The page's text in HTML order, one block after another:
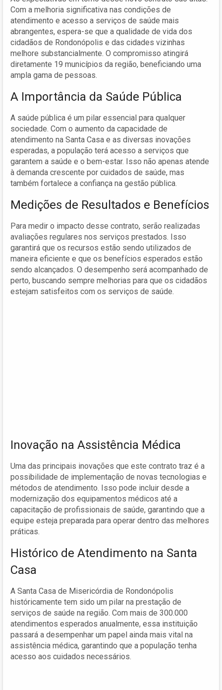
Com a melhoria significativa nas condições de
atendimento e acesso a serviços de saúde mais
abrangentes, espera-se que a qualidade de vida dos
cidadãos de Rondonópolis e das cidades vizinhas
melhore substancialmente. O compromisso atingirá
diretamente 19 municípios da região, beneficiando uma
ampla gama de pessoas.
A Importância da Saúde Pública
A saúde pública é um pilar essencial para qualquer
sociedade. Com o aumento da capacidade de
atendimento na Santa Casa e as diversas inovações
esperadas, a população terá acesso a serviços que
garantem a saúde e o bem-estar. Isso não apenas atende
à demanda crescente por cuidados de saúde, mas
também fortalece a confiança na gestão pública.
Medições de Resultados e Benefícios
Para medir o impacto desse contrato, serão realizadas
avaliações regulares nos serviços prestados. Isso
garantirá que os recursos estão sendo utilizados de
maneira eficiente e que os benefícios esperados estão
sendo alcançados. O desempenho será acompanhado de
perto, buscando sempre melhorias para que os cidadãos
estejam satisfeitos com os serviços de saúde.
Inovação na Assistência Médica
Uma das principais inovações que este contrato traz é a
possibilidade de implementação de novas tecnologias e
métodos de atendimento. Isso pode incluir desde a
modernização dos equipamentos médicos até a
capacitação de profissionais de saúde, garantindo que a
equipe esteja preparada para operar dentro das melhores
práticas.
Histórico de Atendimento na Santa
Casa
A Santa Casa de Misericórdia de Rondonópolis
históricamente tem sido um pilar na prestação de
serviços de saúde na região. Com mais de 300.000
atendimentos esperados anualmente, essa instituição
passará a desempenhar um papel ainda mais vital na
assistência médica, garantindo que a população tenha
acesso aos cuidados necessários.